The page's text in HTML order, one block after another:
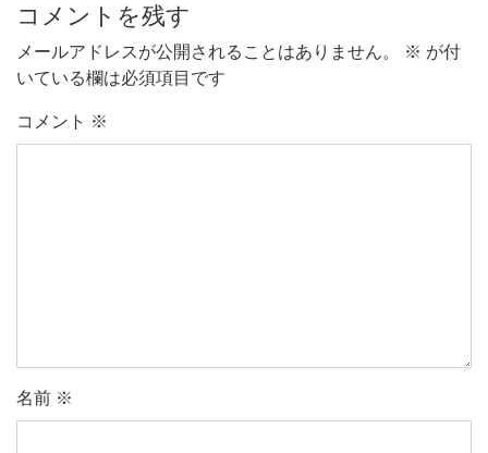
コメントを残す
メールアドレスが公開されることはありません。 ※ が付
いている欄は必須項目です
コメント ※
名前 ※